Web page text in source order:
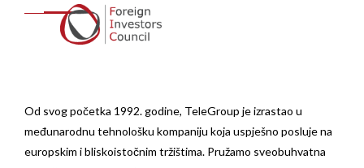
Od svog početka 1992. godine, TeleGroup je izrastao u
međunarodnu tehnološku kompaniju koja uspješno posluje na
europskim i bliskoistočnim tržištima. Pružamo sveobuhvatna